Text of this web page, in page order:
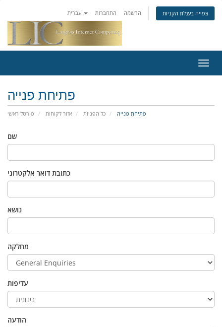
התחברות הרשמה צפייה בעגלת הקניות
ניווט
פתיחת פנייה
פורטל ראשי אזור לקוחות כל הפניות פתיחת פנייה
שם
כתובת דואר אלקטרוני
נושא
מחלקה
עדיפות
הודעה